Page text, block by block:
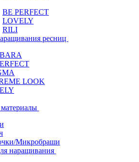
BE PERFECT
LOVELY
RILI
ресниц
LOOK
Микробраши
наращивания